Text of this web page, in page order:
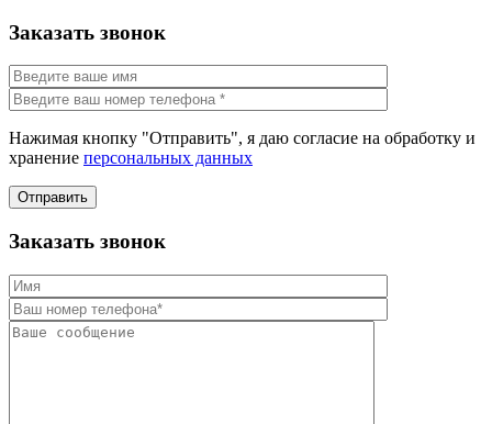
Заказать звонок
Нажимая кнопку "Отправить", я даю согласие на обработку и
хранение персональных данных
Отправить
Заказать звонок